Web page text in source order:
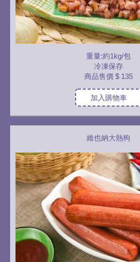
重量:約1kg/包
冷凍保存
商品售價 $ 135
加入購物車
維也納大熱狗